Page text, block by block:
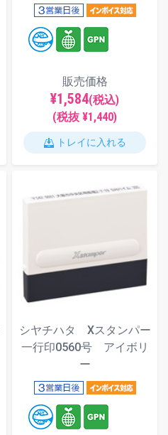
販売価格
¥1,584(税込)
(税抜 ¥1,440)
トレイに入れる
シヤチハタ Xスタンパー
一行印0560号 アイボリ
ー